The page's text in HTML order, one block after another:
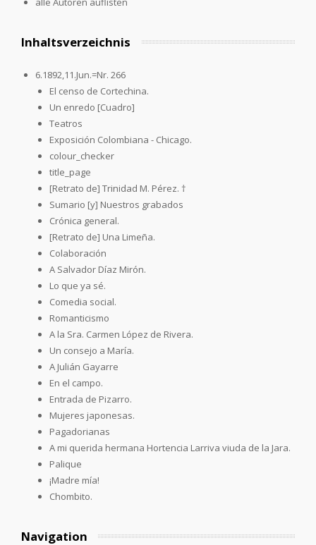
Inhaltsverzeichnis
6.1892,11.Jun.=Nr. 266
El censo de Cortechina.
Un enredo [Cuadro]
Teatros
Exposición Colombiana - Chicago.
colour_checker
title_page
[Retrato de] Trinidad M. Pérez. †
Sumario [y] Nuestros grabados
Crónica general.
[Retrato de] Una Limeña.
Colaboración
A Salvador Díaz Mirón.
Lo que ya sé.
Comedia social.
Romanticismo
A la Sra. Carmen López de Rivera.
Un consejo a María.
A Julián Gayarre
En el campo.
Entrada de Pizarro.
Mujeres japonesas.
Pagadorianas
A mi querida hermana Hortencia Larriva viuda de la Jara.
Palique
¡Madre mía!
Chombito.
Navigation